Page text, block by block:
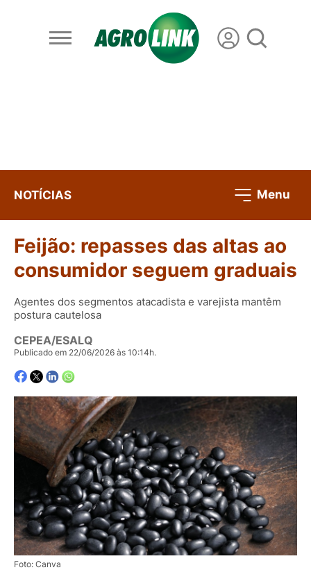
NOTÍCIAS Menu
Feijão: repasses das altas ao
consumidor seguem graduais
Agentes dos segmentos atacadista e varejista mantêm
postura cautelosa
CEPEA/ESALQ
Publicado em 22/06/2026 às 10:14h.
Foto: Canva